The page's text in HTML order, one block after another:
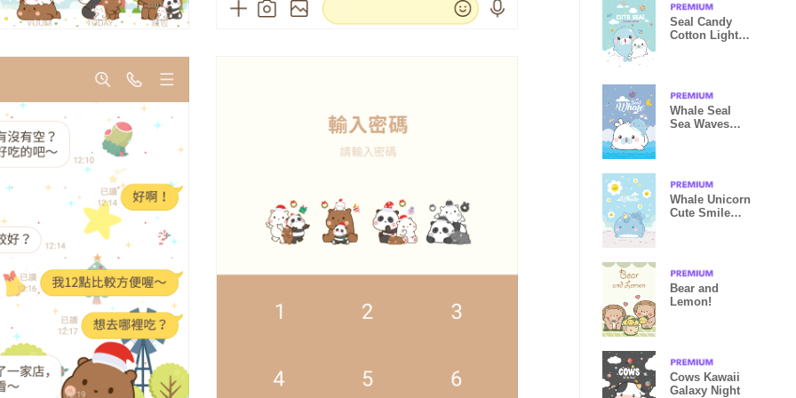
Seal Candy
Cotton Light
Whale Seal
Sea Waves
Whale Unicorn
Cute Smile
Bear and
Lemon!
Cows Kawaii
Galaxy Night